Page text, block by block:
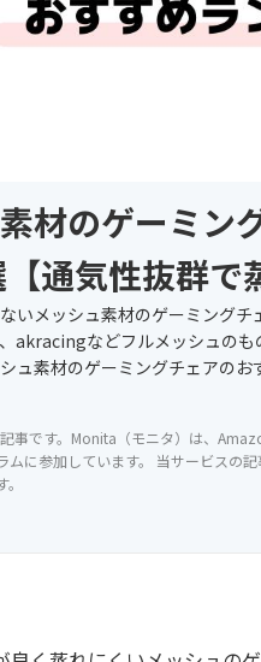
材のゲーミン
通気性抜群で
いメッシュ素材のゲーミング
akracingなどフルメッシュの
ュ素材のゲーミングチェアのお
事です。Monita（モニタ）は、
ムに参加しています。 当サービスの